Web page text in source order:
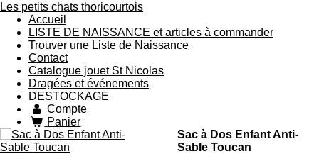
Les petits chats thoricourtois
Accueil
LISTE DE NAISSANCE et articles à commander
Trouver une Liste de Naissance
Contact
Catalogue jouet St Nicolas
Dragées et événements
DESTOCKAGE
Compte
Panier
Sac à Dos Enfant Anti-
Sable Toucan